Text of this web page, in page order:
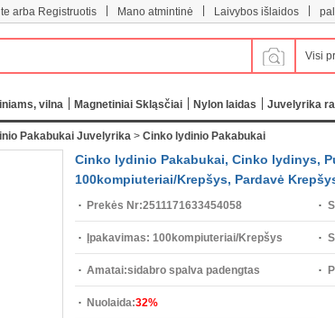
arba Registruotis Mano atmintinė Laivybos išlaidos
Visi
vilna Magnetiniai Skląsčiai Nylon laidas Juvelyrika
Pakabukai Juvelyrika > Cinko lydinio Pakabukai
Cinko lydinio Pakabukai, Cinko lydinys,
100kompiuteriai/Krepšys, Pardavė
Prekės Nr:2511171633454058
Įpakavimas: 100kompiuteriai/Krepšys
Amatai:sidabro spalva padengtas
Nuolaida:32%